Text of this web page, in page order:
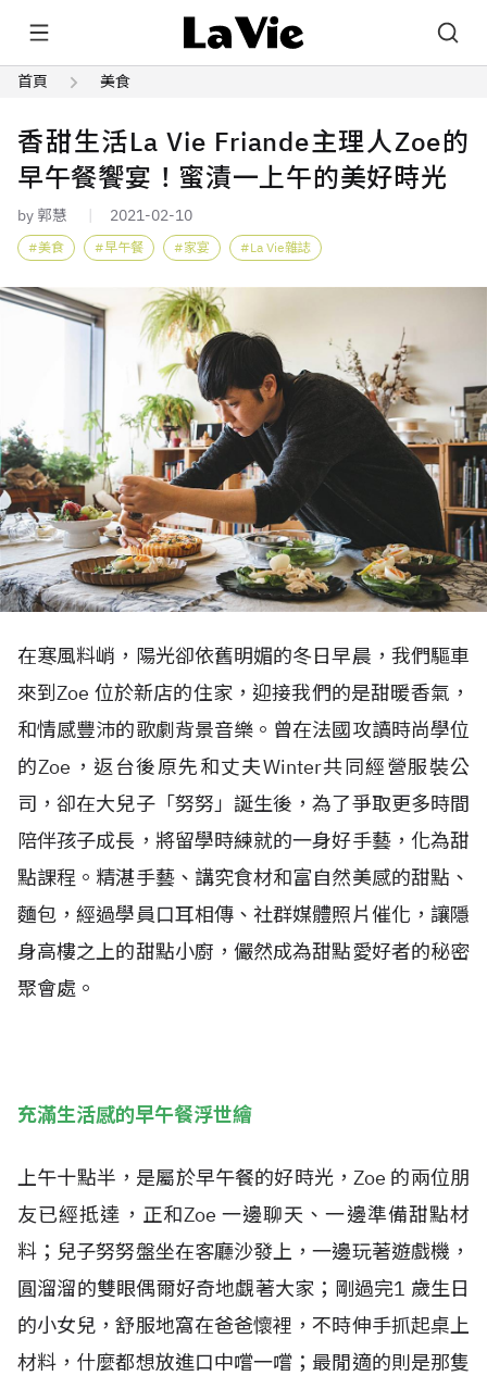
首頁 美食
香甜生活La Vie Friande主理人Zoe的
早午餐饗宴！蜜漬一上午的美好時光
by 郭慧 2021-02-10
美食 早午餐 家宴 La Vie雜誌
在寒風料峭，陽光卻依舊明媚的冬日早晨，我們驅車
來到Zoe 位於新店的住家，迎接我們的是甜暖香氣，
和情感豐沛的歌劇背景音樂。曾在法國攻讀時尚學位
的Zoe，返台後原先和丈夫Winter共同經營服裝公
司，卻在大兒子「努努」誕生後，為了爭取更多時間
陪伴孩子成長，將留學時練就的一身好手藝，化為甜
點課程。精湛手藝、講究食材和富自然美感的甜點、
麵包，經過學員口耳相傳、社群媒體照片催化，讓隱
身高樓之上的甜點小廚，儼然成為甜點愛好者的秘密
聚會處。
充滿生活感的早午餐浮世繪
上午十點半，是屬於早午餐的好時光，Zoe 的兩位朋
友已經抵達，正和Zoe 一邊聊天、一邊準備甜點材
料；兒子努努盤坐在客廳沙發上，一邊玩著遊戲機，
圓溜溜的雙眼偶爾好奇地覷著大家；剛過完1 歲生日
的小女兒，舒服地窩在爸爸懷裡，不時伸手抓起桌上
材料，什麼都想放進口中嚐一嚐；最閒適的則是那隻